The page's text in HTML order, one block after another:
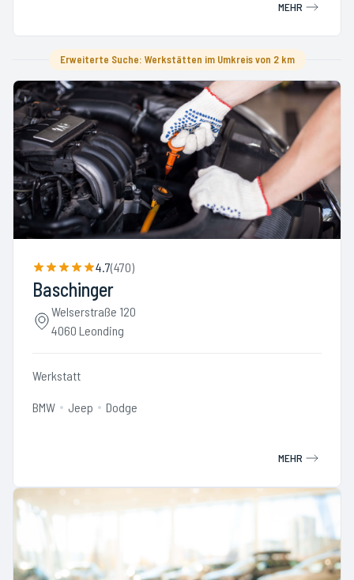
MEHR
Erweiterte Suche: Werkstätten im Umkreis von 2 km
4.7(470)
Baschinger
Welserstraße 120
4060 Leonding
Werkstatt
BMW Jeep Dodge
MEHR